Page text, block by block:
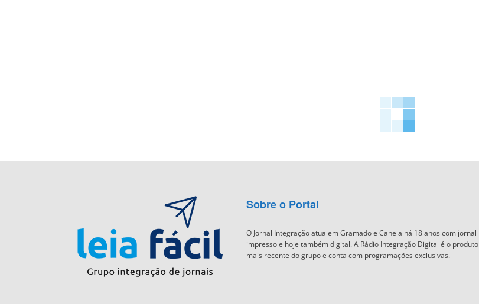
Sobre o Portal
O Jornal Integração atua em Gramado e Canela há 18 anos com jornal
impresso e hoje também digital. A Rádio Integração Digital é o produto
mais recente do grupo e conta com programações exclusivas.